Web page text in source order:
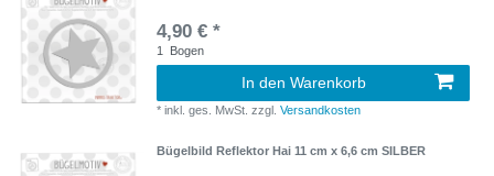
4,90 € *
1 Bogen
In den Warenkorb
*inkl. ges. MwSt. zzgl.Versandkosten
Bügelbild Reflektor Hai 11 cm x 6,6 cm SILBER